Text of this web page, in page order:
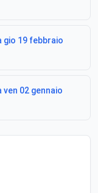
gio 19 febbraio
02 gennaio